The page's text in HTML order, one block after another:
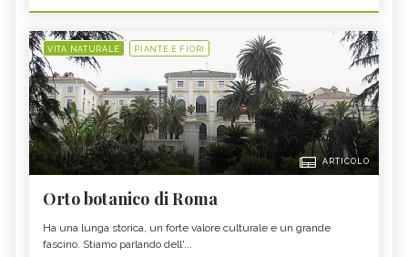
VITA NATURALE PIANTE E FIORI
ARTICOLO
Orto botanico di Roma
Ha una lunga storica, un forte valore culturale e un grande
fascino. Stiamo parlando dell'...